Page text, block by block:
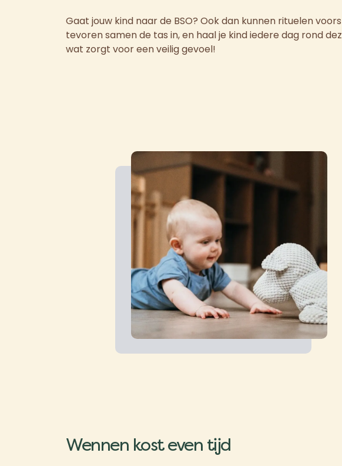
Gaat jouw kind naar de BSO? Ook dan kunnen rituelen
tevoren samen de tas in, en haal je kind iedere dag rond
wat zorgt voor een veilig gevoel!
Wennen kost even tijd